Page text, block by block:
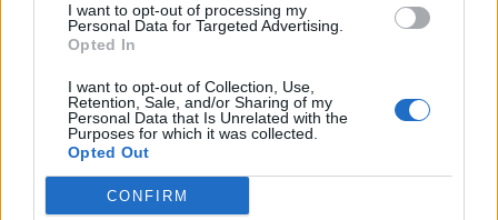
I want to opt-out of processing my
Personal Data for Targeted Advertising.
Opted In
I want to opt-out of Collection, Use,
Retention, Sale, and/or Sharing of my
Personal Data that Is Unrelated with the
Purposes for which it was collected.
Opted Out
CONFIRM